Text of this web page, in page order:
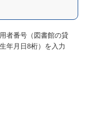
者番号（図書館の貸
年月日8桁）を入力